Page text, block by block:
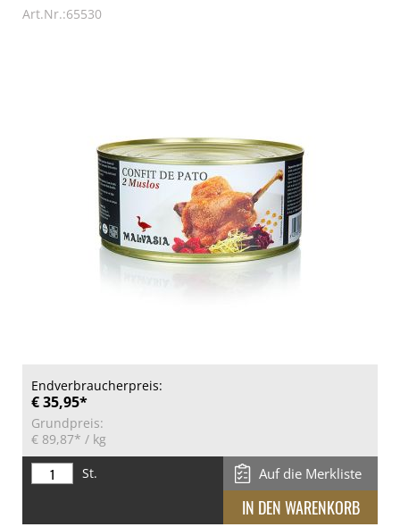
Art.Nr.:65530
Endverbraucherpreis:
€ 35,95*
Grundpreis:
€ 89,87* / kg
St.
Auf die Merkliste